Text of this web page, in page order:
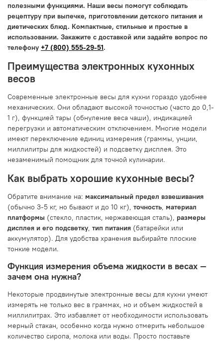
полезными функциями. Наши весы помогут соблюдать
рецептуру при выпечке, приготовлении детского питания и
диетических блюд. Компактные, стильные и простые в
использовании. Закажите с доставкой или задайте вопрос по
телефону +7 (800) 555-29-51.
Преимущества электронных кухонных
весов
Современные электронные весы для кухни гораздо удобнее
механических. Они обладают высокой точностью (часто до 0,1-
1 г), функцией тары (обнуление веса чаши), индикацией
перегрузки и автоматическим отключением. Многие модели
имеют переключение единиц измерения (граммы, унции,
миллилитры для жидкостей) и подсветку дисплея. Это
незаменимый помощник для точной кулинарии.
Как выбрать хорошие кухонные весы?
Обратите внимание на: максимальный предел взвешивания
(обычно 3-5 кг, но бывают и до 10 кг), точность материал
платформы (стекло, пластик, нержавеющая сталь), размеры
дисплея и его подсветку тип питания (батарейки или
аккумулятор). Для удобства хранения выбирайте плоские
тонкие модели.
Функция измерения объема жидкости в весах —
зачем она нужна?
Некоторые продвинутые электронные весы для кухни умеют
измерять не только вес в граммах, но и объем жидкостей в
миллилитрах. Это избавляет от необходимости использовать
мерный стакан, особенно когда нужно отмерить небольшое
количество сиропа, молока или воды. Просто поставьте